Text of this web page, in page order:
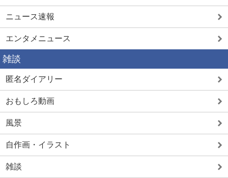
ニュース速報
エンタメニュース
雑談
匿名ダイアリー
おもしろ動画
風景
自作画・イラスト
雑談